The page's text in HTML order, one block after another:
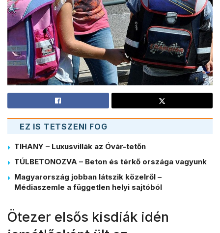
EZ IS TETSZENI FOG
TIHANY – Luxusvillák az Óvár-tetőn
TÚLBETONOZVA – Beton és térkő országa vagyunk
Magyarország jobban látszik közelről –
Médiaszemle a független helyi sajtóból
Ötezer elsős kisdiák idén